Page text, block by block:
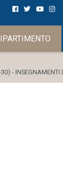
- INSEGNAMENTI